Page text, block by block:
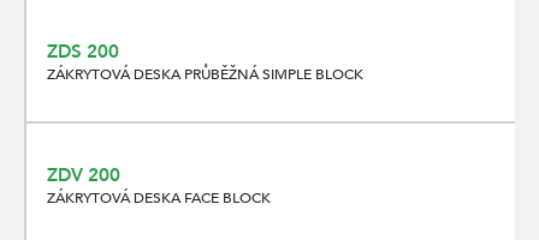
ZDS 200
ZÁKRYTOVÁ DESKA PRŮBĚŽNÁ SIMPLE BLOCK
ZDV 200
ZÁKRYTOVÁ DESKA FACE BLOCK